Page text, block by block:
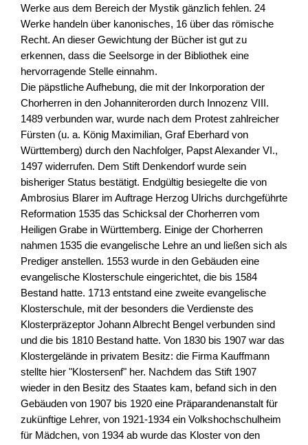
Werke aus dem Bereich der Mystik gänzlich fehlen. 24
Werke handeln über kanonisches, 16 über das römische
Recht. An dieser Gewichtung der Bücher ist gut zu
erkennen, dass die Seelsorge in der Bibliothek eine
hervorragende Stelle einnahm.
Die päpstliche Aufhebung, die mit der Inkorporation der
Chorherren in den Johanniterorden durch Innozenz VIII.
1489 verbunden war, wurde nach dem Protest zahlreicher
Fürsten (u. a. König Maximilian, Graf Eberhard von
Württemberg) durch den Nachfolger, Papst Alexander VI.,
1497 widerrufen. Dem Stift Denkendorf wurde sein
bisheriger Status bestätigt. Endgültig besiegelte die von
Ambrosius Blarer im Auftrage Herzog Ulrichs durchgeführte
Reformation 1535 das Schicksal der Chorherren vom
Heiligen Grabe in Württemberg. Einige der Chorherren
nahmen 1535 die evangelische Lehre an und ließen sich als
Prediger anstellen. 1553 wurde in den Gebäuden eine
evangelische Klosterschule eingerichtet, die bis 1584
Bestand hatte. 1713 entstand eine zweite evangelische
Klosterschule, mit der besonders die Verdienste des
Klosterpräzeptor Johann Albrecht Bengel verbunden sind
und die bis 1810 Bestand hatte. Von 1830 bis 1907 war das
Klostergelände in privatem Besitz: die Firma Kauffmann
stellte hier "Klostersenf" her. Nachdem das Stift 1907
wieder in den Besitz des Staates kam, befand sich in den
Gebäuden von 1907 bis 1920 eine Präparandenanstalt für
zukünftige Lehrer, von 1921-1934 ein Volkshochschulheim
für Mädchen, von 1934 ab wurde das Kloster von den